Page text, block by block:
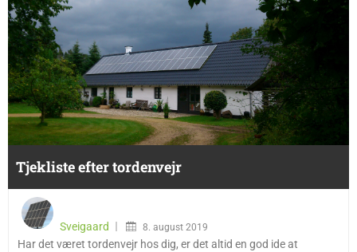
Tjekliste efter tordenvejr
Sveigaard 8. august 2019
Har det været tordenvejr hos dig, er det altid en god ide at